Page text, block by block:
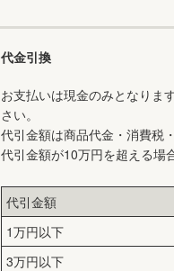
代金引換
お支払いは現金のみとなりま
さい。
代引金額は商品代金・消費税
代引金額が10万円を超える場
代引金額
1万円以下
3万円以下